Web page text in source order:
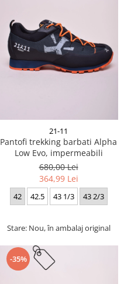
21-11
Pantofi trekking barbati Alpha
Low Evo, impermeabili
680,00 Lei
364,99 Lei
42 42.5 43 1/3 43 2/3
Stare: Nou, în ambalaj original
-35%